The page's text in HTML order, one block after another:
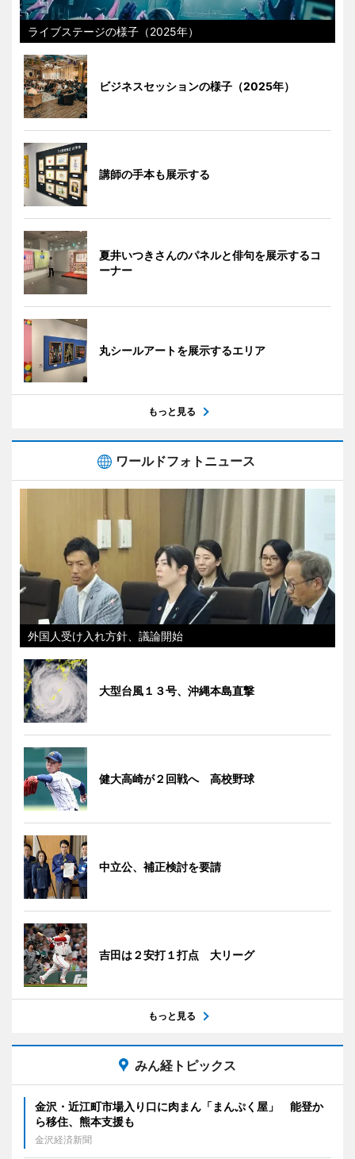
ライブステージの様子（2025年）
ビジネスセッションの様子（2025年）
講師の手本も展示する
夏井いつきさんのパネルと俳句を展示するコ
ーナー
丸シールアートを展示するエリア
もっと見る
ワールドフォトニュース
外国人受け入れ方針、議論開始
大型台風１３号、沖縄本島直撃
健大高崎が２回戦へ 高校野球
中立公、補正検討を要請
吉田は２安打１打点 大リーグ
もっと見る
みん経トピックス
金沢・近江町市場入り口に肉まん「まんぷく屋」 能登か
ら移住、熊本支援も
金沢経済新聞